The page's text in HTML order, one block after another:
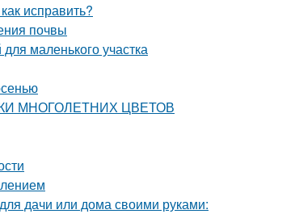
исправить?
почвы
маленького участка
МНОГОЛЕТНИХ ЦВЕТОВ
дачи или дома своими руками: